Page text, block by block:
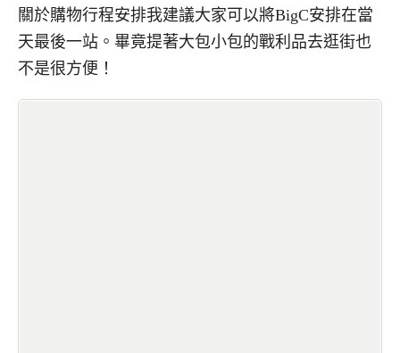
關於購物行程安排我建議大家可以將BigC安排在當
天最後一站。畢竟提著大包小包的戰利品去逛街也
不是很方便！